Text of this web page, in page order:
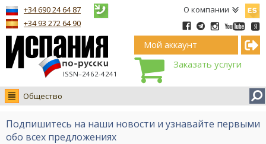
О компании
ISSN–2462-4241
+34 690 24 64 87
+34 93 272 64 90
Мой аккаунт
Заказать услуги
Общество
Новости
Интервью
Подпишитесь на наши новости и узнавайте первыми
обо всех предложениях